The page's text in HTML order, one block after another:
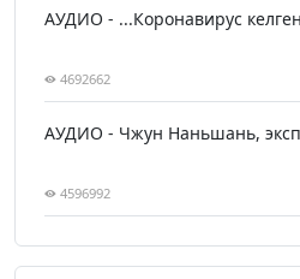
АУДИО - ...Коронавирус
4692662
АУДИО - Чжун Наньшань,
4596992